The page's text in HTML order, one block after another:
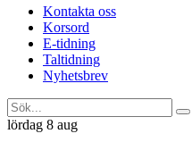
Kontakta oss
Korsord
E-tidning
Taltidning
Nyhetsbrev
lördag 8 aug